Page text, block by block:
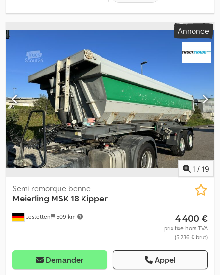
Annonce
1 / 19
Jestetten 509 km
Semi-remorque benne
Meierling MSK 18 Kipper
4 400 €
prix fixe hors TVA
(5 236 € brut)
Demander Appel